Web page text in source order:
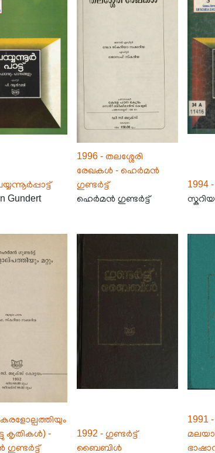
Gundert
1996 - തലശ്ശേരി
രേഖകൾ - ഹെർമൻ
ഗുണ്ടർട്ട്
ഹെർമൻ ഗുണ്ടർട്ട്
1994
കൃതികൾ) -
1992 - ഗുണ്ടർട്ട്
ബൈബിൾ
1991